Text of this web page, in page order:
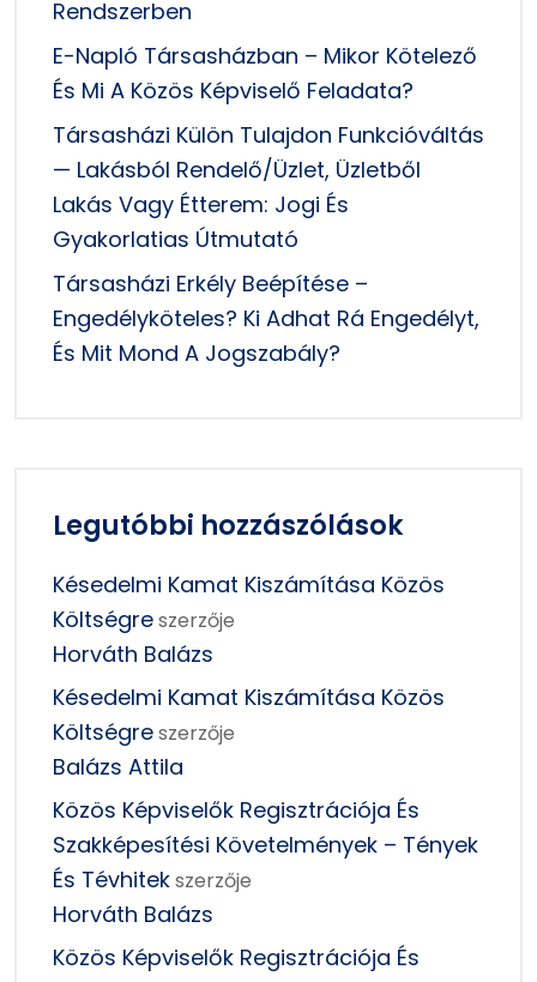
Rendszerben
E-Napló Társasházban – Mikor Kötelező
És Mi A Közös Képviselő Feladata?
Társasházi Külön Tulajdon Funkcióváltás
— Lakásból Rendelő/üzlet, Üzletből
Lakás Vagy Étterem: Jogi És
Gyakorlatias Útmutató
Társasházi Erkély Beépítése –
Engedélyköteles? Ki Adhat Rá Engedélyt,
És Mit Mond A Jogszabály?
Legutóbbi hozzászólások
Késedelmi Kamat Kiszámítása Közös
Költségreszerzője
Horváth Balázs
Késedelmi Kamat Kiszámítása Közös
Költségreszerzője
Balázs Attila
Közös Képviselők Regisztrációja És
Szakképesítési Követelmények – Tények
És Tévhitekszerzője
Horváth Balázs
Közös Képviselők Regisztrációja És